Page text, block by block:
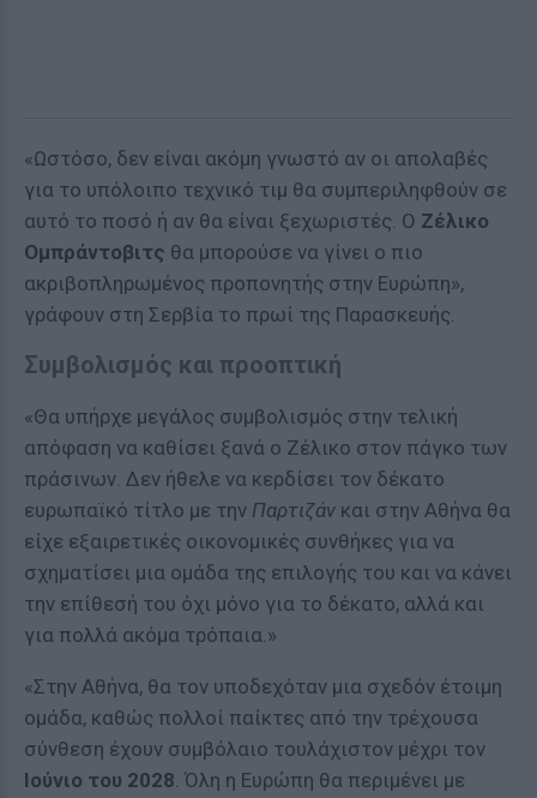
«Ωστόσο, δεν είναι ακόμη γνωστό αν οι απολαβές
για το υπόλοιπο τεχνικό τιμ θα συμπεριληφθούν σε
αυτό το ποσό ή αν θα είναι ξεχωριστές. Ο Ζέλικο
Ομπράντοβιτς θα μπορούσε να γίνει ο πιο
ακριβοπληρωμένος προπονητής στην Ευρώπη»,
γράφουν στη Σερβία το πρωί της Παρασκευής.
Συμβολισμός και προοπτική
«Θα υπήρχε μεγάλος συμβολισμός στην τελική
απόφαση να καθίσει ξανά ο Ζέλικο στον πάγκο των
πράσινων. Δεν ήθελε να κερδίσει τον δέκατο
ευρωπαϊκό τίτλο με την Παρτιζάν και στην Αθήνα θα
είχε εξαιρετικές οικονομικές συνθήκες για να
σχηματίσει μια ομάδα της επιλογής του και να κάνει
την επίθεσή του όχι μόνο για το δέκατο, αλλά και
για πολλά ακόμα τρόπαια.»
«Στην Αθήνα, θα τον υποδεχόταν μια σχεδόν έτοιμη
ομάδα, καθώς πολλοί παίκτες από την τρέχουσα
σύνθεση έχουν συμβόλαιο τουλάχιστον μέχρι τον
Ιούνιο του 2028. Όλη η Ευρώπη θα περιμένει με